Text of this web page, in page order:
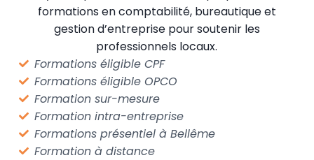
formations en comptabilité, bureautique et
gestion d’entreprise pour soutenir les
professionnels locaux.
Formations éligible CPF
Formations éligible OPCO
Formation sur-mesure
Formation intra-entreprise
Formations présentiel à Bellême
Formation à distance